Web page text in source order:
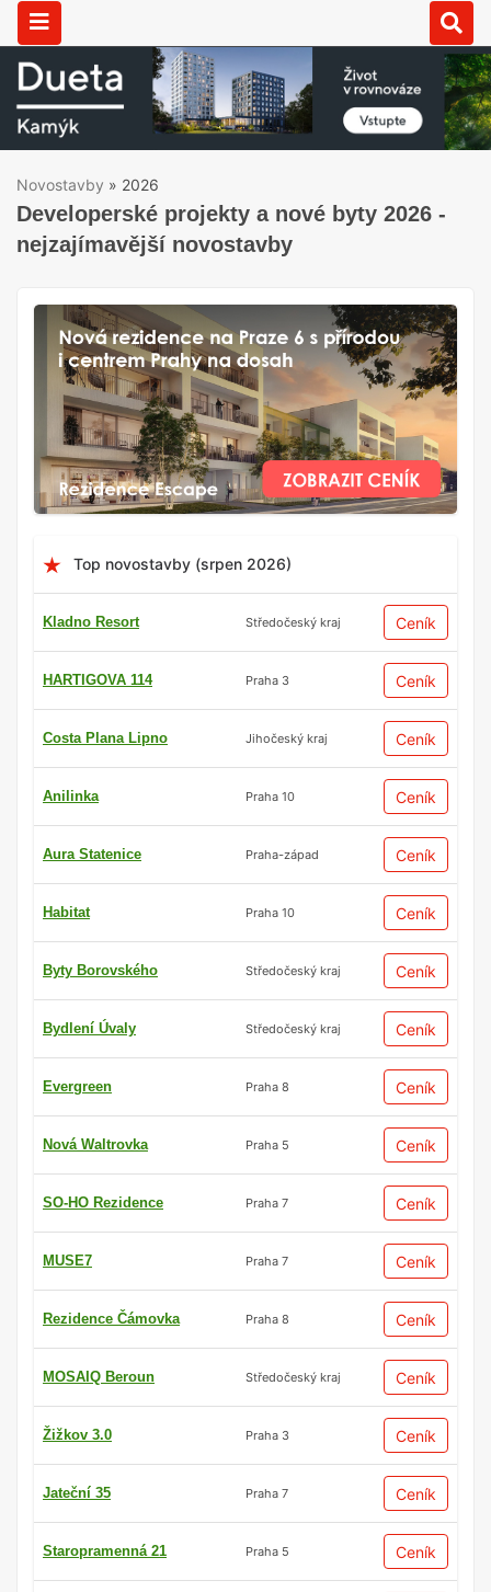
Novostavby » 2026
Developerské projekty a nové byty 2026 -
nejzajímavější novostavby
Top novostavby (srpen 2026)
Kladno Resort Středočeský kraj Ceník
HARTIGOVA 114 Praha 3 Ceník
Costa Plana Lipno Jihočeský kraj Ceník
Anilinka Praha 10 Ceník
Aura Statenice Praha-západ Ceník
Habitat Praha 10 Ceník
Byty Borovského Středočeský kraj Ceník
Bydlení Úvaly Středočeský kraj Ceník
Evergreen Praha 8 Ceník
Nová Waltrovka Praha 5 Ceník
SO-HO Rezidence Praha 7 Ceník
MUSE7 Praha 7 Ceník
Rezidence Čámovka Praha 8 Ceník
MOSAIQ Beroun Středočeský kraj Ceník
Žižkov 3.0 Praha 3 Ceník
Jateční 35 Praha 7 Ceník
Staropramenná 21 Praha 5 Ceník